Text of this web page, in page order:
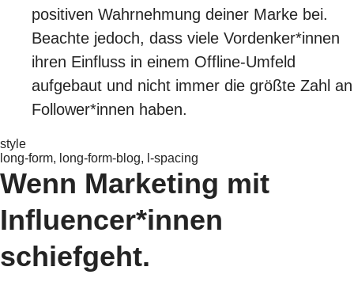
positiven Wahrnehmung deiner Marke bei.
Beachte jedoch, dass viele Vordenker*innen
ihren Einfluss in einem Offline-Umfeld
aufgebaut und nicht immer die größte Zahl an
Follower*innen haben.
style
long-form, long-form-blog, l-spacing
Wenn Marketing mit
Influencer*innen
schiefgeht.